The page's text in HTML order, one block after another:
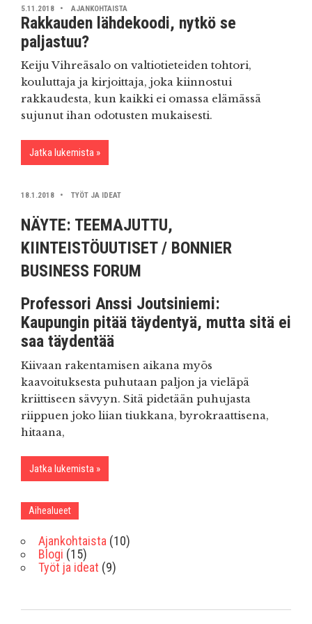
5.11.2018 AJANKOHTAISTA
Rakkauden lähdekoodi, nytkö se
paljastuu?
Keiju Vihreäsalo on valtiotieteiden tohtori,
kouluttaja ja kirjoittaja, joka kiinnostui
rakkaudesta, kun kaikki ei omassa elämässä
sujunut ihan odotusten mukaisesti.
Jatka lukemista
18.1.2018 TYÖT JA IDEAT
NÄYTE: TEEMAJUTTU,
KIINTEISTÖUUTISET / BONNIER
BUSINESS FORUM
Professori Anssi Joutsiniemi:
Kaupungin pitää täydentyä, mutta sitä ei
saa täydentää
Kiivaan rakentamisen aikana myös
kaavoituksesta puhutaan paljon ja vieläpä
kriittiseen sävyyn. Sitä pidetään puhujasta
riippuen joko liian tiukkana, byrokraattisena,
hitaana,
Jatka lukemista
Aihealueet
Ajankohtaista (10)
Blogi (15)
Työt ja ideat (9)